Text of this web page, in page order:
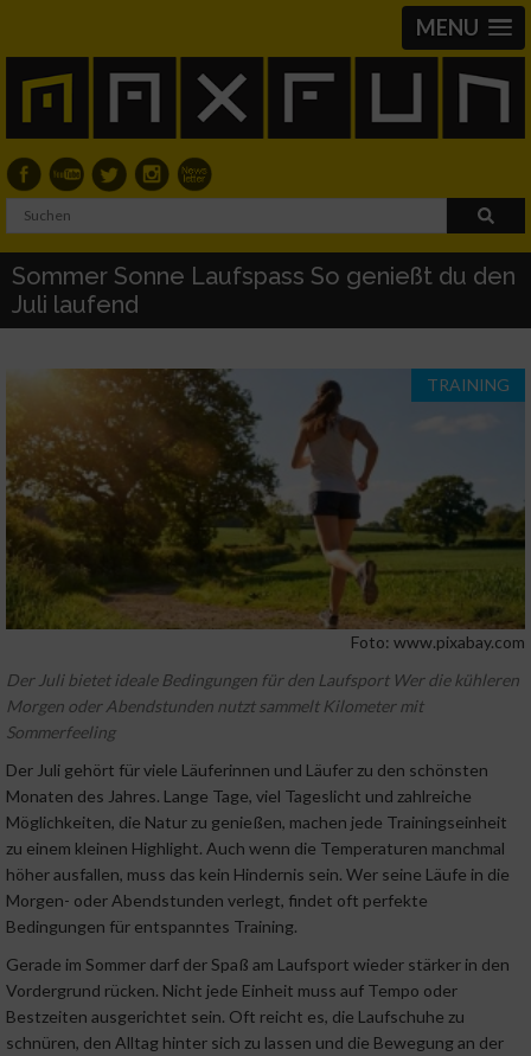
MENU
Sommer Sonne Laufspass So genießt du den
Juli laufend
TRAINING
Foto: www.pixabay.com
Der Juli bietet ideale Bedingungen für den Laufsport Wer die kühleren
Morgen oder Abendstunden nutzt sammelt Kilometer mit
Sommerfeeling
Der Juli gehört für viele Läuferinnen und Läufer zu den schönsten
Monaten des Jahres. Lange Tage, viel Tageslicht und zahlreiche
Möglichkeiten, die Natur zu genießen, machen jede Trainingseinheit
zu einem kleinen Highlight. Auch wenn die Temperaturen manchmal
höher ausfallen, muss das kein Hindernis sein. Wer seine Läufe in die
Morgen- oder Abendstunden verlegt, findet oft perfekte
Bedingungen für entspanntes Training.
Gerade im Sommer darf der Spaß am Laufsport wieder stärker in den
Vordergrund rücken. Nicht jede Einheit muss auf Tempo oder
Bestzeiten ausgerichtet sein. Oft reicht es, die Laufschuhe zu
schnüren, den Alltag hinter sich zu lassen und die Bewegung an der